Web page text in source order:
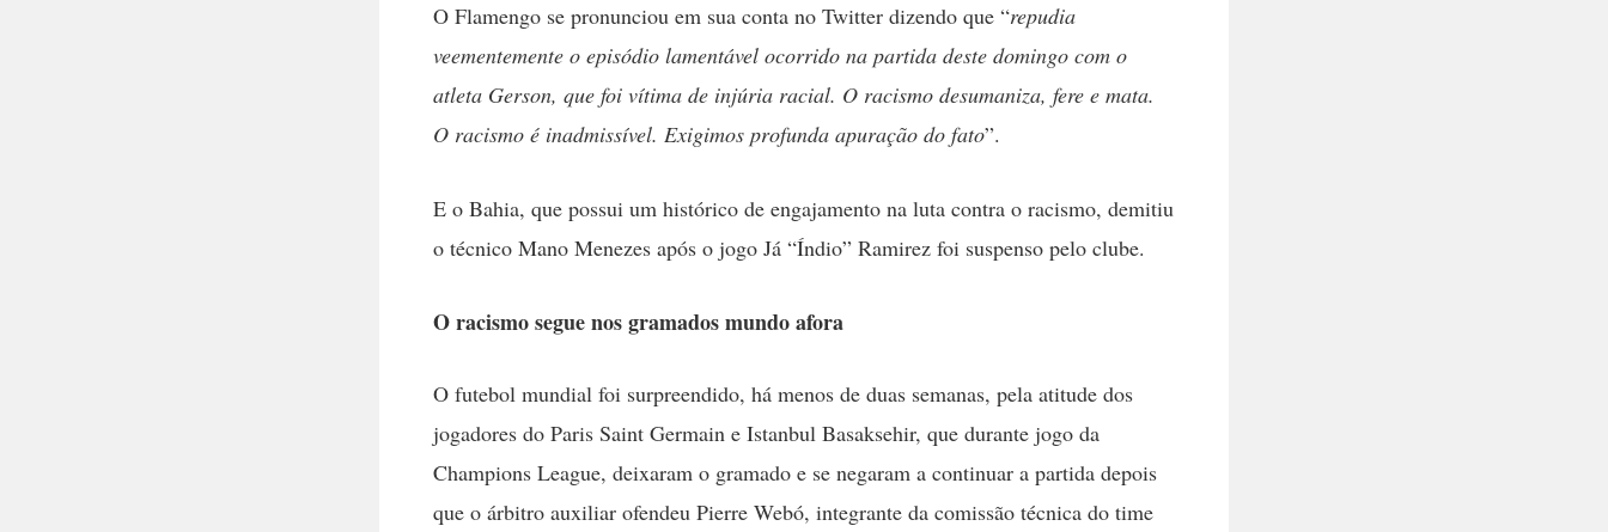
O Flamengo se pronunciou em sua conta no Twitter dizendo que “repudia
veementemente o episódio lamentável ocorrido na partida deste domingo com o
atleta Gerson, que foi vítima de injúria racial. O racismo desumaniza, fere e mata.
O racismo é inadmissível. Exigimos profunda apuração do fato”.
E o Bahia, que possui um histórico de engajamento na luta contra o racismo, demitiu
o técnico Mano Menezes após o jogo Já “Índio” Ramirez foi suspenso pelo clube.
O racismo segue nos gramados mundo afora
O futebol mundial foi surpreendido, há menos de duas semanas, pela atitude dos
jogadores do Paris Saint Germain e Istanbul Basaksehir, que durante jogo da
Champions League, deixaram o gramado e se negaram a continuar a partida depois
que o árbitro auxiliar ofendeu Pierre Webó, integrante da comissão técnica do time